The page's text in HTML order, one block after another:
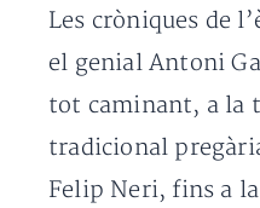
Les cròniques de
el genial Antoni
tot caminant, a la
tradicional
Felip Neri, fins a